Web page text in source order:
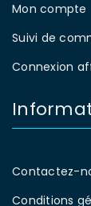
Mon compte
Suivi de
Connexion
Contactez-
Conditions